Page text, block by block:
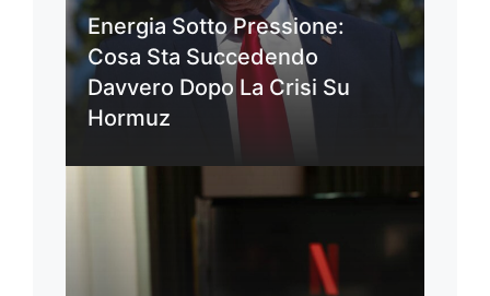
Energia Sotto Pressione:
Cosa Sta Succedendo
Davvero Dopo La Crisi Su
Hormuz